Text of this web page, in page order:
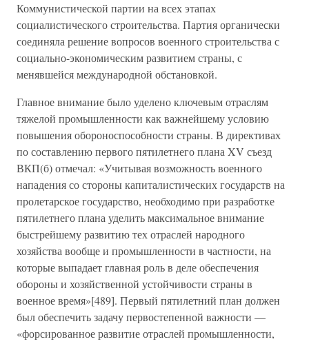
Коммунистической партии на всех этапах
социалистического строительства. Партия органически
соединяла решение вопросов военного строительства с
социально-экономическим развитием страны, с
менявшейся международной обстановкой.
Главное внимание было уделено ключевым отраслям
тяжелой промышленности как важнейшему условию
повышения обороноспособности страны. В директивах
по составлению первого пятилетнего плана XV съезд
ВКП(б) отмечал: «Учитывая возможность военного
нападения со стороны капиталистических государств на
пролетарское государство, необходимо при разработке
пятилетнего плана уделить максимальное внимание
быстрейшему развитию тех отраслей народного
хозяйства вообще и промышленности в частности, на
которые выпадает главная роль в деле обеспечения
обороны и хозяйственной устойчивости страны в
военное время»[489]. Первый пятилетний план должен
был обеспечить задачу первостепенной важности —
«форсированное развитие отраслей промышленности,